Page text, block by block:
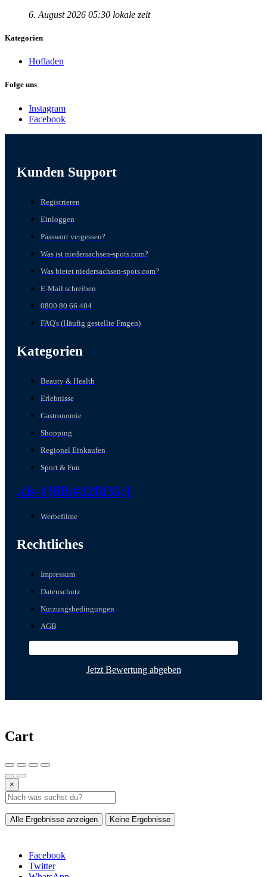
6. August 2026 05:30 lokale zeit
Kategorien
Hofladen
Folge uns
Instagram
Facebook
Kunden Support
Registrieren
Einloggen
Passwort vergessen?
Was ist niedersachsen-spots.com?
Was bietet niedersachsen-spots.com?
E-Mail schreiben
0800 80 66 404
FAQ's (Häufig gestellte Fragen)
Kategorien
Beauty & Health
Erlebnisse
Gastronomie
Shopping
Regional Einkaufen
Sport & Fun
.cls-1{fill:#32fd35;}
Werbefilme
Rechtliches
Impressum
Datenschutz
Nutzungsbedingungen
AGB
Jetzt Bewertung abgeben
Cart
×
Alle Ergebnisse anzeigen Keine Ergebnisse
Facebook
Twitter